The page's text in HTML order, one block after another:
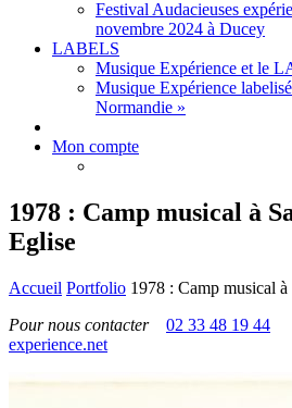
Festival Audacieuses
novembre 2024 à Ducey
LABELS
Musique Expérience et le
Musique Expérience
Normandie »
Mon compte
1978 : Camp musical à
Eglise
Accueil Portfolio 1978 : Camp musical
Pour nous contacter
02 33 48 19 44
experience.net